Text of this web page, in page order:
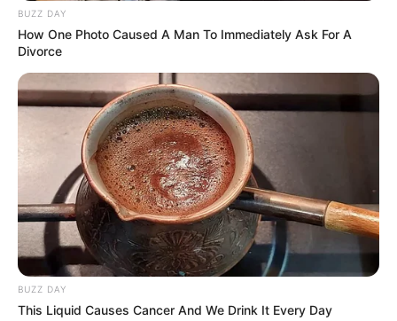
BUZZ DAY
How One Photo Caused A Man To Immediately Ask For A
Divorce
BUZZ DAY
This Liquid Causes Cancer And We Drink It Every Day